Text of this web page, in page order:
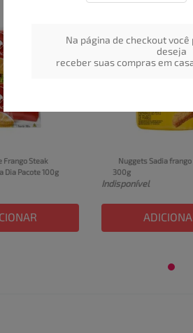
Na página de checkout
deseja
receber suas compras em
Frango Steak
Dia Pacote 100g
Nuggets Sadia
300g
Indisponível